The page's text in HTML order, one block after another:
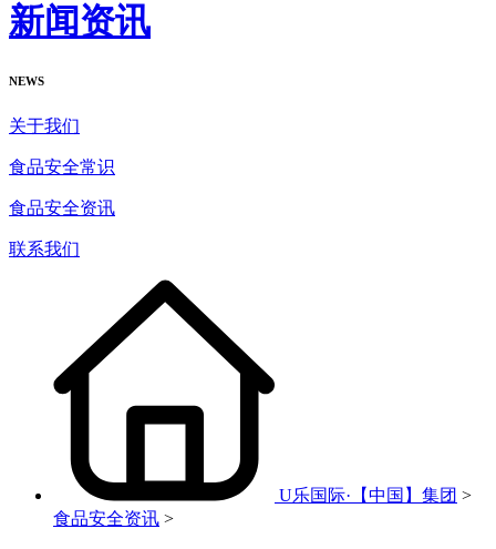
新闻资讯
NEWS
关于我们
食品安全常识
食品安全资讯
联系我们
U乐国际·【中国】集团 >
食品安全资讯 >